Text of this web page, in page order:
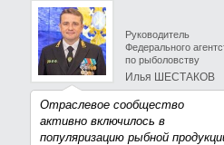
Руководитель
Федерального
по рыболовству
Илья ШЕСТАКОВ
Отраслевое сообщество
активно включилось в
популяризацию рыбной